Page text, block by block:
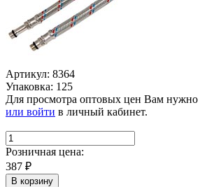
Артикул: 8364
Упаковка: 125
Для просмотра оптовых цен Вам нужно
или войти в личный кабинет.
Розничная цена:
387 ₽
В корзину